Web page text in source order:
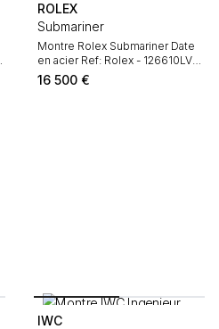
ROLEX
Submariner
Montre Rolex Submariner Date
en acier Ref: Rolex - 126610LV
Vers 2025
16 500 €
IWC